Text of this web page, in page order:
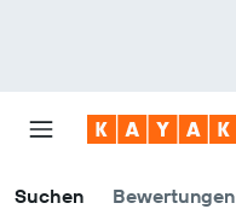
Suchen Bewertungen